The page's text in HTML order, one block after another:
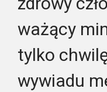
ważący
tylko
wywiadu